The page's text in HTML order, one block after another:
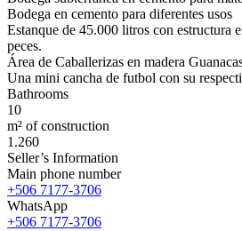
Bodega en cemento para diferentes usos
Estanque de 45.000 litros con estructura
peces.
Área de Caballerizas en madera
Una mini cancha de futbol con su
Bathrooms
10
m² of construction
1.260
Seller’s Information
Main phone number
+506 7177-3706
WhatsApp
+506 7177-3706